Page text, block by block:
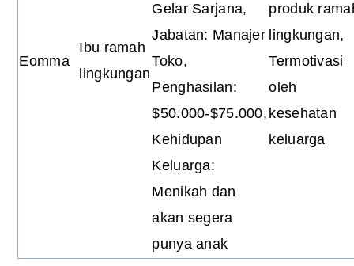
Eomma
Ibu ramah
lingkungan
Gelar Sarjana,
Jabatan: Manajer
Toko,
Penghasilan:
$50.000-$75.000,
Kehidupan
Keluarga:
Menikah dan
akan segera
punya anak
produk
lingkungan,
Termotivasi
oleh
kesehatan
keluarga